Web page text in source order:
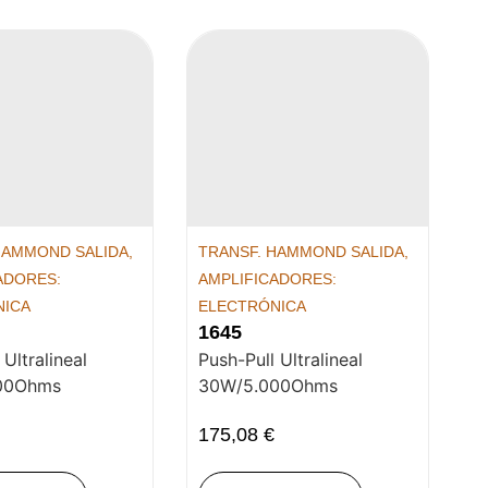
SALIDA,
TRANSF. HAMMOND SALIDA,
AMPLIFICADORES:
ELECTRÓNICA
1645
Push-Pull Ultralineal
30W/5.000Ohms
175,08 €